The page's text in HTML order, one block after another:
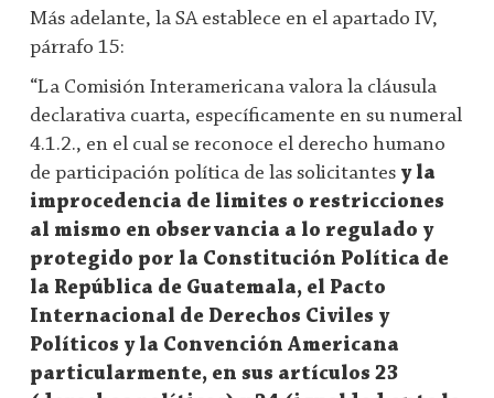
Más adelante, la SA establece en el apartado IV,
párrafo 15:
“La Comisión Interamericana valora la cláusula
declarativa cuarta, específicamente en su numeral
4.1.2., en el cual se reconoce el derecho humano
de participación política de las solicitantes y la
improcedencia de limites o restricciones
al mismo en observancia a lo regulado y
protegido por la Constitución Política de
la República de Guatemala, el Pacto
Internacional de Derechos Civiles y
Políticos y la Convención Americana
particularmente, en sus artículos 23